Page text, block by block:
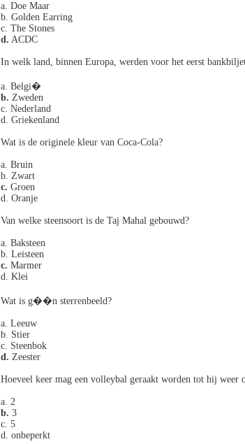
a. Doe Maar
b. Golden Earring
c. The Stones
d. ACDC
In welk land, binnen Europa, werden voor het eerst
a. Belgi�
b. Zweden
c. Nederland
d. Griekenland
Wat is de originele kleur van Coca-Cola?
a. Bruin
b. Zwart
c. Groen
d. Oranje
Van welke steensoort is de Taj Mahal gebouwd?
a. Baksteen
b. Leisteen
c. Marmer
d. Klei
Wat is g��n sterrenbeeld?
a. Leeuw
b. Stier
c. Steenbok
d. Zeester
Hoeveel keer mag een volleybal geraakt worden tot hij weer
a. 2
b. 3
c. 5
d. onbeperkt